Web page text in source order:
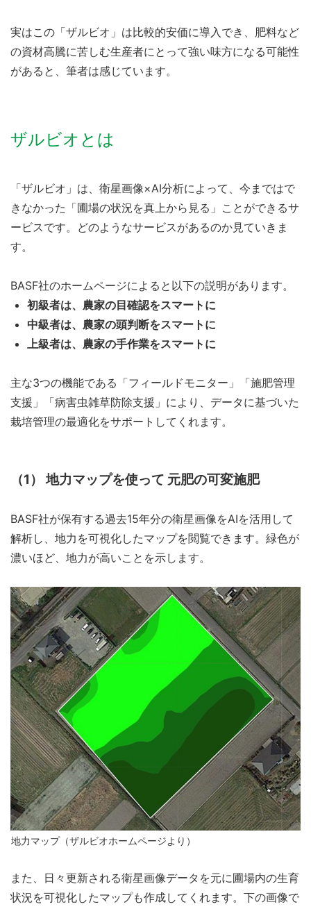
実はこの「ザルビオ」は比較的安価に導入でき、肥料など
の資材高騰に苦しむ生産者にとって強い味方になる可能性
があると、筆者は感じています。
ザルビオとは
「ザルビオ」は、衛星画像×AI分析によって、今まではで
きなかった「圃場の状況を真上から見る」ことができるサ
ービスです。どのようなサービスがあるのか見ていきま
す。
BASF社のホームページによると以下の説明があります。
初級者は、農家の目確認をスマートに
中級者は、農家の頭判断をスマートに
上級者は、農家の手作業をスマートに
主な3つの機能である「フィールドモニター」「施肥管理
支援」「病害虫雑草防除支援」により、データに基づいた
栽培管理の最適化をサポートしてくれます。
（1） 地力マップを使って 元肥の可変施肥
BASF社が保有する過去15年分の衛星画像をAIを活用して
解析し、地力を可視化したマップを閲覧できます。緑色が
濃いほど、地力が高いことを示します。
地力マップ（ザルビオホームページより）
また、日々更新される衛星画像データを元に圃場内の生育
状況を可視化したマップも作成してくれます。下の画像で